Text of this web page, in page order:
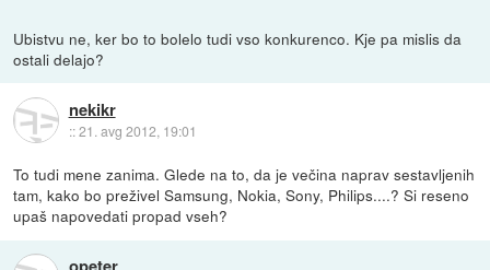
Ubistvu ne, ker bo to bolelo tudi vso konkurenco. Kje pa mislis da
ostali delajo?
nekikr
::21. avg 2012, 19:01
To tudi mene zanima. Glede na to, da je večina naprav sestavljenih
tam, kako bo preživel Samsung, Nokia, Sony, Philips....? Si reseno
upaš napovedati propad vseh?
opeter